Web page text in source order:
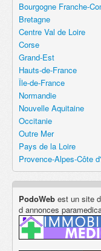
Bourgogne Franche-
Bretagne
Centre Val de Loire
Corse
Grand-Est
Hauts-de-France
Île-de-France
Normandie
Nouvelle Aquitaine
Occitanie
Outre Mer
Pays de la Loire
Provence-Alpes-Côte
PodoWeb est un site
d annonces